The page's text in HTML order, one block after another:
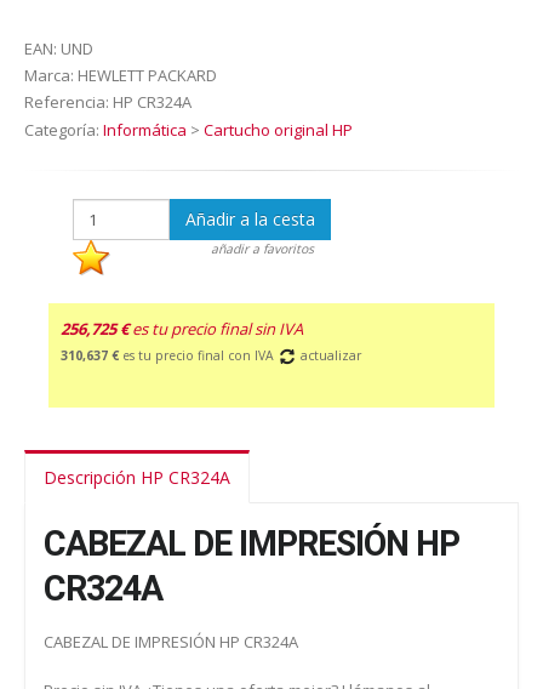
EAN: UND
Marca: HEWLETT PACKARD
Referencia: HP CR324A
Categoría: Informática > Cartucho original HP
Añadir a la cesta
añadir a favoritos
256,725 € es tu precio final sin IVA
310,637 € es tu precio final con IVA actualizar
Descripción HP CR324A
CABEZAL DE IMPRESIÓN HP
CR324A
CABEZAL DE IMPRESIÓN HP CR324A